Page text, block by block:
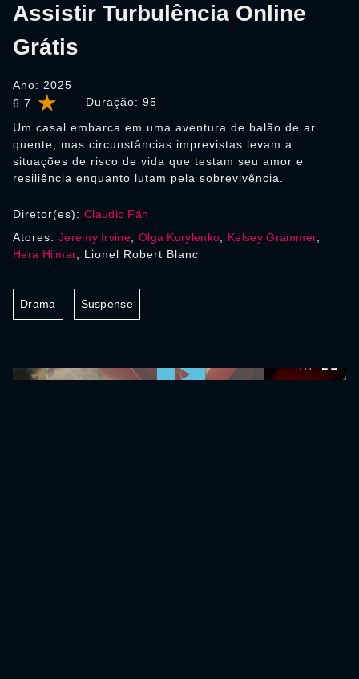
6.7 Duração: 95
Assistir Turbulência Online
Grátis
Ano: 2025
Um casal embarca em uma aventura de balão de ar
quente, mas circunstâncias imprevistas levam a
situações de risco de vida que testam seu amor e
resiliência enquanto lutam pela sobrevivência.
Diretor(es): Claudio Fäh
Atores: Jeremy Irvine, Olga Kurylenko Kelsey Grammer
Hera Hilmar , Lionel Robert Blanc
Drama Suspense